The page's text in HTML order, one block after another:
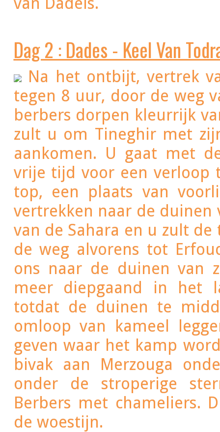
Dag 2 : Dades - Keel Van
Na het ontbijt, vertrek
tegen 8 uur, door de weg
berbers dorpen kleurrijk
zult u om Tineghir met
aankomen. U gaat met
vrije tijd voor een verloop
top, een plaats van
vertrekken naar de duinen van Chebbi aan Merzouga
van de Sahara en u zult
de weg alvorens tot
ons naar de duinen van
meer diepgaand in het
totdat de duinen te
omloop van kameel
geven waar het kamp
bivak aan Merzouga
onder de stroperige
Berbers met chameliers.
de woestijn.